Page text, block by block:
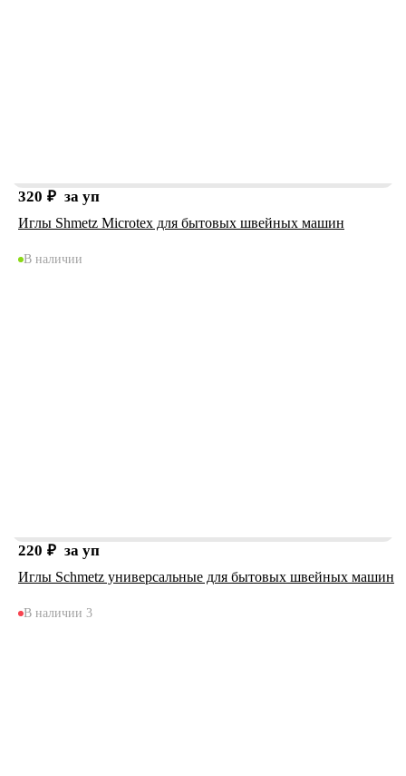
320 ₽ за уп
Иглы Shmetz Microtex для бытовых швейных машин
В наличии
220 ₽ за уп
Иглы Schmetz универсальные для бытовых швейных машин
В наличии 3